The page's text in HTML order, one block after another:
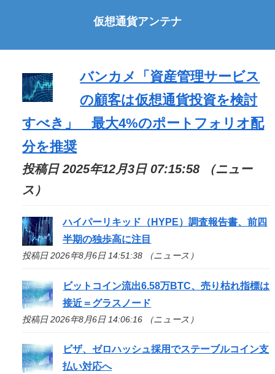
仮想通貨アンテナ
バンカメ「資産管理サービス
の顧客は仮想通貨投資を検討
すべき」 最大4%のポートフォリオ配
分を推奨
投稿日 2025年12月3日 07:15:58 （ニュー
ス）
ハイパーリキッド（HYPE）調査報告書、前四
半期の独歩高に注目
投稿日 2026年8月6日 14:51:38 （ニュース）
ビットコイン流出6.58万BTC、売り枯れ指標は
接近＝グラスノード
投稿日 2026年8月6日 14:06:16 （ニュース）
ビザ、ゼロハッシュ採用でステーブルコイン支
払い対応へ